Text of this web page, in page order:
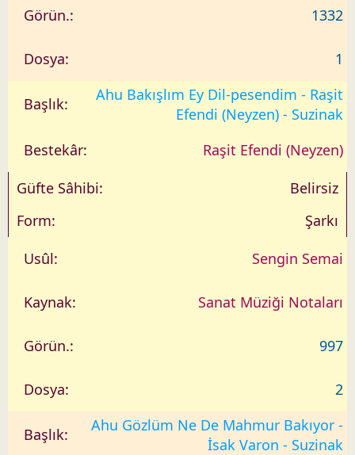
1332
1
Ahu Bakışlım Ey Dil-pesendim - Raşit
Efendi (Neyzen) - Suzinak
Raşit Efendi (Neyzen)
Belirsiz
Şarkı
Sengin Semai
Sanat Müziği Notaları
997
2
Ahu Gözlüm Ne De Mahmur Bakıyor -
İsak Varon - Suzinak